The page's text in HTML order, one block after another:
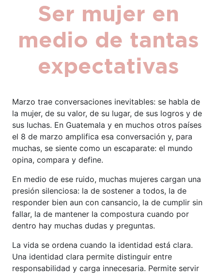
Ser mujer en
medio de tantas
expectativas
Marzo trae conversaciones inevitables: se habla de
la mujer, de su valor, de su lugar, de sus logros y de
sus luchas. En Guatemala y en muchos otros países
el 8 de marzo amplifica esa conversación y, para
muchas, se siente como un escaparate: el mundo
opina, compara y define.
En medio de ese ruido, muchas mujeres cargan una
presión silenciosa: la de sostener a todos, la de
responder bien aun con cansancio, la de cumplir sin
fallar, la de mantener la compostura cuando por
dentro hay muchas dudas y preguntas.
La vida se ordena cuando la identidad está clara.
Una identidad clara permite distinguir entre
responsabilidad y carga innecesaria. Permite servir